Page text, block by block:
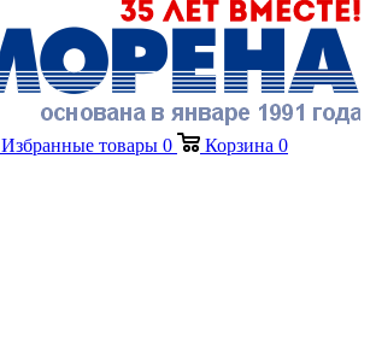
Избранные товары 0 Корзина 0